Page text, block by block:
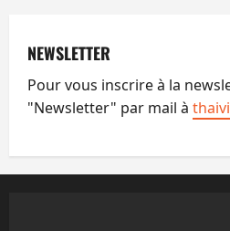
NEWSLETTER
Pour vous inscrire à la
"Newsletter" par mail à